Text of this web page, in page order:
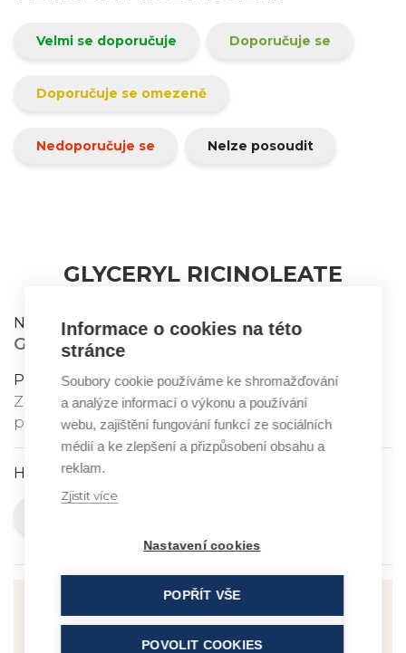
Velmi se doporučuje Doporučuje se
Doporučuje se omezeně
Nedoporučuje se Nelze posoudit
GLYCERYL RICINOLEATE
Název:
GLYCERYL RICINOLEATE
Popis ingredience:
Získává se z ricinového oleje, ko-emulgátor,
prostředek na ochranu pokožky v krémech
Hodnocení:
Informace o cookies na této
stránce
Soubory cookie používáme ke shromažďování
a analýze informací o výkonu a používání
webu, zajištění fungování funkcí ze sociálních
médií a ke zlepšení a přizpůsobení obsahu a
reklam.
Zjistit více
Nastavení cookies
POPŘÍT VŠE
POVOLIT COOKIES